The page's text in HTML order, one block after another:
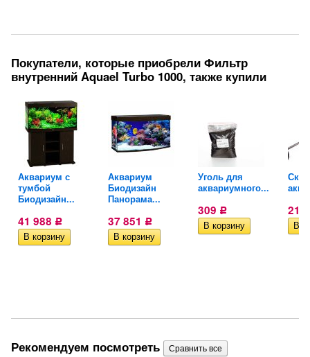
Покупатели, которые приобрели Фильтр
внутренний Aquael Turbo 1000, также купили
Аквариум с
тумбой
Биодизайн...
41 988 Р
Аквариум
Биодизайн
Панорама...
37 851 Р
Уголь для
аквариумного...
309 Р 214
Рекомендуем посмотреть